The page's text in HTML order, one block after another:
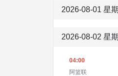
2026-08-01 星
2026-08-02 星
04:00
阿篮联